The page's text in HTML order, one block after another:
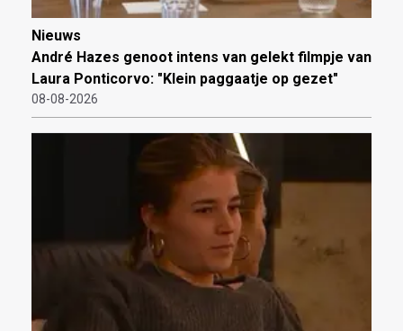
Nieuws
André Hazes genoot intens van gelekt filmpje van
Laura Ponticorvo: "Klein paggaatje op gezet"
08-08-2026